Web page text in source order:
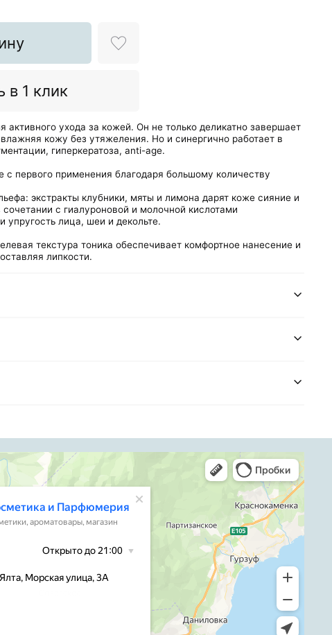
в 1 клик
активного ухода за кожей. Он не только деликатно завершает
кожу без утяжеления. Но и синергично работает в
гиперкератоза, anti-age.
с первого применения благодаря большому количеству
экстракты клубники, мяты и лимона дарят коже сияние и
с гиалуроновой и молочной кислотами
упругость лица, шеи и декольте.
текстура тоника обеспечивает комфортное нанесение и
липкости.